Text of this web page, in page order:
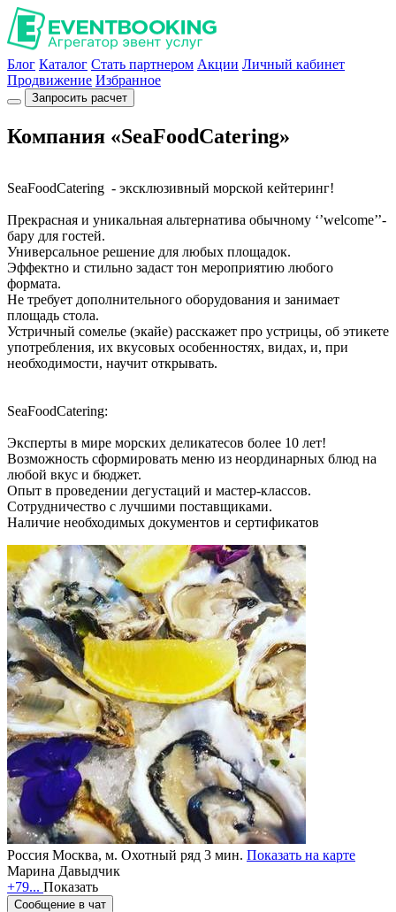
Блог Каталог Стать партнером Акции Личный кабинет
Продвижение Избранное
Запросить расчет
Компания «SeaFoodCatering»
SeaFoodCatering - эксклюзивный морской кейтеринг!
Прекрасная и уникальная альтернатива обычному ‘’welcome’’-
бару для гостей.
Универсальное решение для любых площадок.
Эффектно и стильно задаст тон мероприятию любого
формата.
Не требует дополнительного оборудования и занимает
площадь стола.
Устричный сомелье (экайе) расскажет про устрицы, об этикете
употребления, их вкусовых особенностях, видах, и, при
необходимости, научит открывать.
SeaFoodCatering:
Эксперты в мире морских деликатесов более 10 лет!
Возможность сформировать меню из неординарных блюд на
любой вкус и бюджет.
Опыт в проведении дегустаций и мастер-классов.
Сотрудничество с лучшими поставщиками.
Наличие необходимых документов и сертификатов
Россия Москва, м. Охотный ряд 3 мин. Показать на карте
Марина Давыдчик
+79... Показать
Сообщение в чат